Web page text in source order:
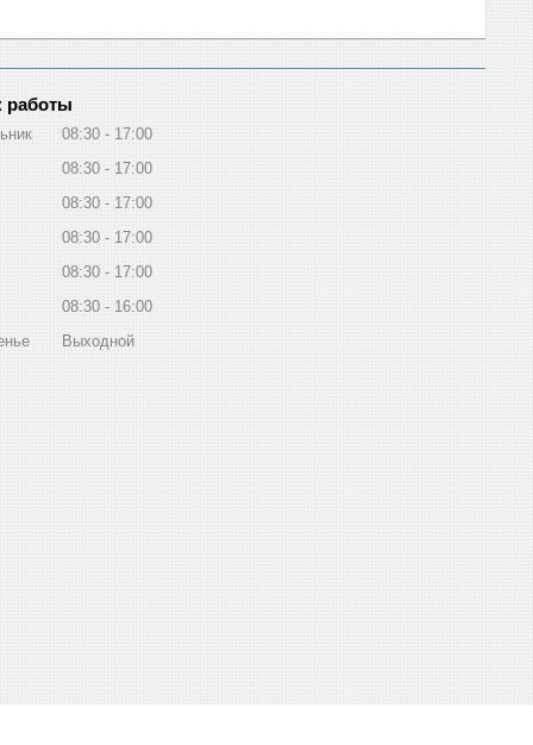
работы
08:30
17:00
08:30
17:00
08:30
17:00
08:30
17:00
08:30
17:00
08:30
16:00
Выходной